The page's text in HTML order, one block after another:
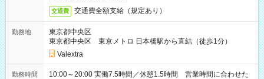
交通費 交通費全額支給（規定あり）
勤務地
東京都中央区
東京都中央区 東京メトロ 日本橋駅から直結（徒歩1分）
Valextra
勤務時間
10:00～20:00 実働7.5時間／休憩1.5時間 営業時間に合わせた